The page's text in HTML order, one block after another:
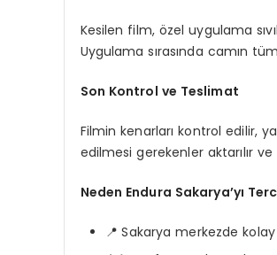
Kesilen film, özel uygulama
Uygulama sırasında camın
Son Kontrol ve Teslimat
Filmin kenarları kontrol edilir,
edilmesi gerekenler aktarılır
Neden Endura Sakarya’yı
📍 Sakarya merkezde